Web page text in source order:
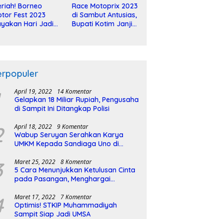
Borneo
Fest 2023
Hari Jadi
Race Motoprix 2023
di Sambut Antusias,
Bupati Kotim Janji
April 19, 2022 14 Komentar
Gelapkan 18 Miliar Rupiah, Pengusaha
di Sampit Ini Ditangkap Polisi
April 18, 2022 9 Komentar
Wabup Seruyan Serahkan Karya
UMKM Kepada Sandiaga Uno di
Maret 25, 2022 8 Komentar
5 Cara Menunjukkan Ketulusan Cinta
pada Pasangan, Menghargai
Maret 17, 2022 7 Komentar
Optimis! STKIP Muhammadiyah
Sampit Siap Jadi UMSA